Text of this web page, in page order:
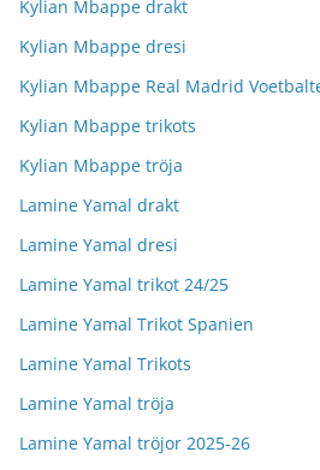
Kylian Mbappe drakt
Kylian Mbappe dresi
Kylian Mbappe Real Madrid
Kylian Mbappe trikots
Kylian Mbappe tröja
Lamine Yamal drakt
Lamine Yamal dresi
Lamine Yamal trikot 24/25
Lamine Yamal Trikot Spanien
Lamine Yamal Trikots
Lamine Yamal tröja
Lamine Yamal tröjor 2025-26